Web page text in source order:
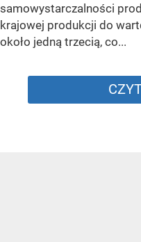
samowystarczalności
krajowej produkcji do
około jedną trzecią, co...